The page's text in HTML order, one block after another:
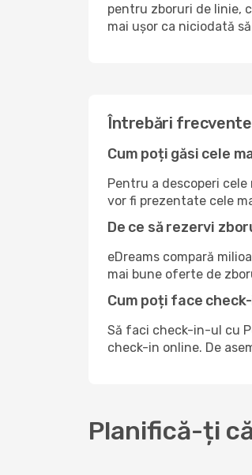
pentru zboruri de linie,
mai ușor ca niciodată
Întrebări frecvente
Cum poți găsi cele
Pentru a descoperi
vor fi prezentate cele
De ce să rezervi
eDreams compară
mai bune oferte de
Cum poți face
Să faci check-in-ul cu
check-in online. De
Planifică-ți